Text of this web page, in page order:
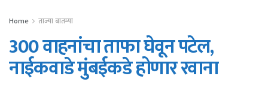
Home ताज्या बातम्या
300 वाहनांचा ताफा घेवून पटेल,
नाईकवाडे मुंबईकडे होणार रवाना